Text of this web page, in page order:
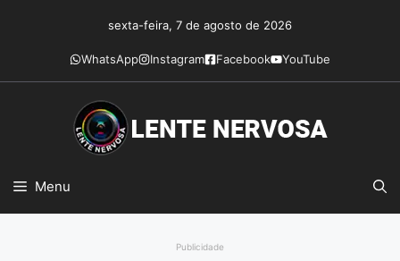
conteúdo
sexta-feira, 7 de agosto de 2026
WhatsApp Instagram Facebook YouTube
Menu
Publicidade